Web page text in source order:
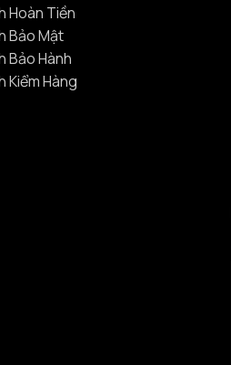
Hoàn Tiền
Bảo Mật
Bảo Hành
Kiểm Hàng